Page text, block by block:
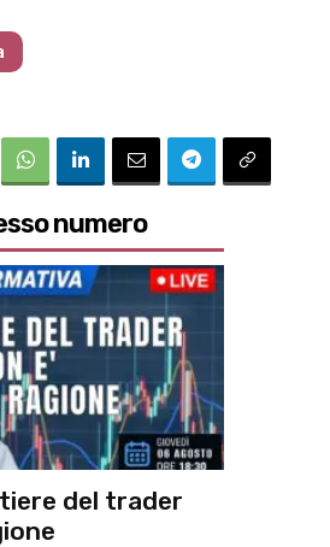
numero
del trader